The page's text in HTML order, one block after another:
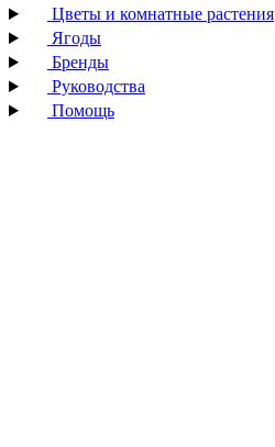
Цветы и комнатные растения
Ягоды
Бренды
Руководства
Помощь